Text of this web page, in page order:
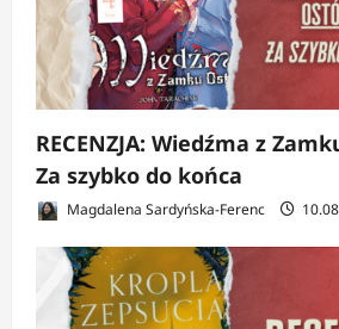
RECENZJA: Wiedźma z
Za szybko do końca
Magdalena Sardyńska-Ferenc